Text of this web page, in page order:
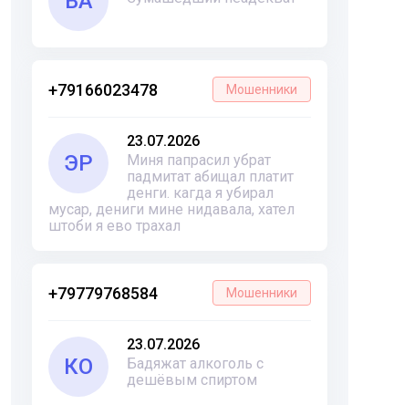
+79166023478 Мошенники
ЭР
23.07.2026
Миня папрасил убрат
падмитат абищал платит
денги. кагда я убирал
мусар, дениги мине нидавала, хател
штоби я ево трахал
+79779768584 Мошенники
КО
23.07.2026
Бадяжат алкоголь с
дешёвым спиртом